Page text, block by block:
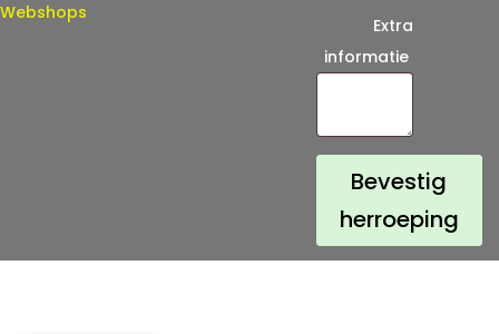
Webshops
l
)
*
Extra
informatie
Bevestig
herroeping